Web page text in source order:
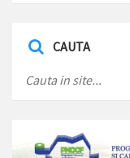
CAUTA